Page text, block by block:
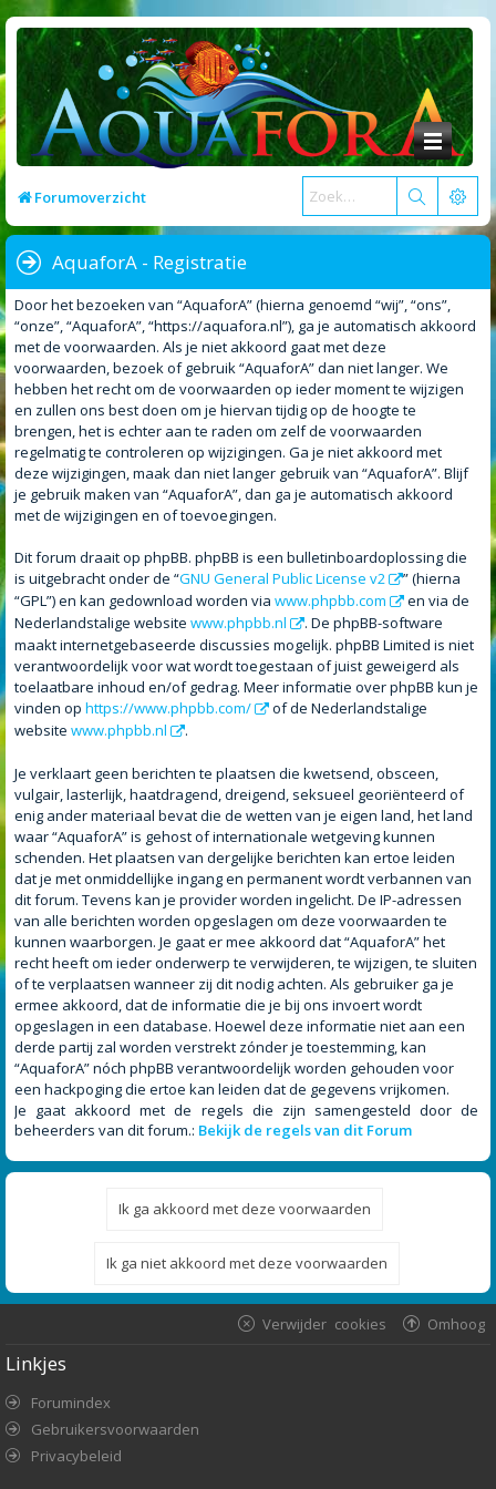
Forumoverzicht
AquaforA - Registratie
Door het bezoeken van “AquaforA” (hierna genoemd “wij”, “ons”,
“onze”, “AquaforA”, “https://aquafora.nl”), ga je automatisch akkoord
met de voorwaarden. Als je niet akkoord gaat met deze
voorwaarden, bezoek of gebruik “AquaforA” dan niet langer. We
hebben het recht om de voorwaarden op ieder moment te wijzigen
en zullen ons best doen om je hiervan tijdig op de hoogte te
brengen, het is echter aan te raden om zelf de voorwaarden
regelmatig te controleren op wijzigingen. Ga je niet akkoord met
deze wijzigingen, maak dan niet langer gebruik van “AquaforA”. Blijf
je gebruik maken van “AquaforA”, dan ga je automatisch akkoord
met de wijzigingen en of toevoegingen.
Dit forum draait op phpBB. phpBB is een bulletinboardoplossing die
is uitgebracht onder de “GNU General Public License v2
” (hierna
“GPL”) en kan gedownload worden via www.phpbb.com
en via de
Nederlandstalige website www.phpbb.nl
. De phpBB-software
maakt internetgebaseerde discussies mogelijk. phpBB Limited is niet
verantwoordelijk voor wat wordt toegestaan of juist geweigerd als
toelaatbare inhoud en/of gedrag. Meer informatie over phpBB kun je
vinden op https://www.phpbb.com/
of de Nederlandstalige
website www.phpbb.nl .
Je verklaart geen berichten te plaatsen die kwetsend, obsceen,
vulgair, lasterlijk, haatdragend, dreigend, seksueel georiënteerd of
enig ander materiaal bevat die de wetten van je eigen land, het land
waar “AquaforA” is gehost of internationale wetgeving kunnen
schenden. Het plaatsen van dergelijke berichten kan ertoe leiden
dat je met onmiddellijke ingang en permanent wordt verbannen van
dit forum. Tevens kan je provider worden ingelicht. De IP-adressen
van alle berichten worden opgeslagen om deze voorwaarden te
kunnen waarborgen. Je gaat er mee akkoord dat “AquaforA” het
recht heeft om ieder onderwerp te verwijderen, te wijzigen, te sluiten
of te verplaatsen wanneer zij dit nodig achten. Als gebruiker ga je
ermee akkoord, dat de informatie die je bij ons invoert wordt
opgeslagen in een database. Hoewel deze informatie niet aan een
derde partij zal worden verstrekt zónder je toestemming, kan
“AquaforA” nóch phpBB verantwoordelijk worden gehouden voor
een hackpoging die ertoe kan leiden dat de gegevens vrijkomen.
Je gaat akkoord met de regels die zijn samengesteld door de
beheerders van dit forum.: Bekijk de regels van dit Forum
Omhoog
Verwijder cookies
Linkjes
Forumindex
Gebruikersvoorwaarden
Privacybeleid